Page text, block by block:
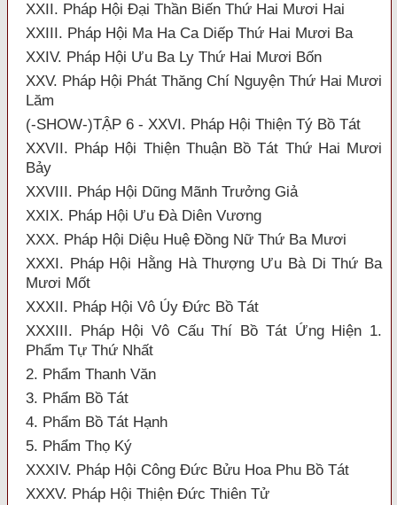
XXII. Pháp Hội Đại Thần Biến Thứ Hai Mươi Hai
XXIII. Pháp Hội Ma Ha Ca Diếp Thứ Hai Mươi Ba
XXIV. Pháp Hội Ưu Ba Ly Thứ Hai Mươi Bốn
XXV. Pháp Hội Phát Thăng Chí Nguyện Thứ Hai Mươi
Lăm
(-SHOW-)TẬP 6 - XXVI. Pháp Hội Thiện Tý Bồ Tát
XXVII. Pháp Hội Thiện Thuận Bồ Tát Thứ Hai Mươi
Bảy
XXVIII. Pháp Hội Dũng Mãnh Trưởng Giả
XXIX. Pháp Hội Ưu Đà Diên Vương
XXX. Pháp Hội Diệu Huệ Đồng Nữ Thứ Ba Mươi
XXXI. Pháp Hội Hằng Hà Thượng Ưu Bà Di Thứ Ba
Mươi Mốt
XXXII. Pháp Hội Vô Úy Đức Bồ Tát
XXXIII. Pháp Hội Vô Cấu Thí Bồ Tát Ứng Hiện 1.
Phẩm Tự Thứ Nhất
2. Phẩm Thanh Văn
3. Phẩm Bồ Tát
4. Phẩm Bồ Tát Hạnh
5. Phẩm Thọ Ký
XXXIV. Pháp Hội Công Đức Bửu Hoa Phu Bồ Tát
XXXV. Pháp Hội Thiện Đức Thiên Tử